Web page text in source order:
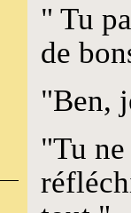
" Tu
de
"Ben,
"Tu